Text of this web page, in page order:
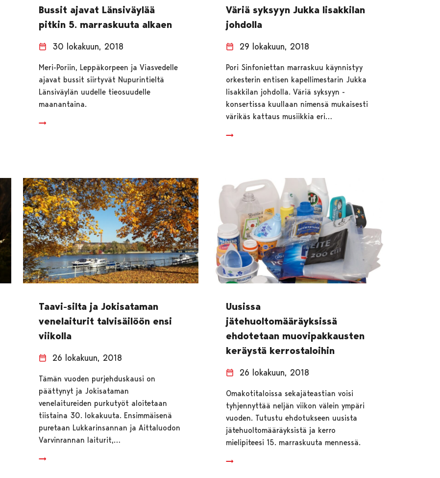
Bussit ajavat Länsiväylää
pitkin 5. marraskuuta alkaen
30 lokakuun, 2018
Meri-Poriin, Leppäkorpeen ja Viasvedelle
ajavat bussit siirtyvät Nupurintieltä
Länsiväylän uudelle tieosuudelle
maanantaina.
Väriä syksyyn Jukka Iisakkilan
johdolla
29 lokakuun, 2018
Pori Sinfoniettan marraskuu käynnistyy
orkesterin entisen kapellimestarin Jukka
Iisakkilan johdolla. Väriä syksyyn -
konsertissa kuullaan nimensä mukaisesti
värikäs kattaus musiikkia eri…
Taavi-silta ja Jokisataman
venelaiturit talvisäilöön ensi
viikolla
26 lokakuun, 2018
Tämän vuoden purjehduskausi on
päättynyt ja Jokisataman
venelaitureiden purkutyöt aloitetaan
tiistaina 30. lokakuuta. Ensimmäisenä
puretaan Lukkarinsannan ja Aittaluodon
Varvinrannan laiturit,…
Uusissa
jätehuoltomääräyksissä
ehdotetaan muovipakkausten
keräystä kerrostaloihin
26 lokakuun, 2018
Omakotitaloissa sekajäteastian voisi
tyhjennyttää neljän viikon välein ympäri
vuoden. Tutustu ehdotukseen uusista
jätehuoltomääräyksistä ja kerro
mielipiteesi 15. marraskuuta mennessä.